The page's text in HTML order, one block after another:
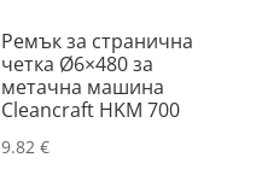
Ремък за странична
четка Ø6×480 за
метачна машина
Cleancraft HKM 700
9.82€